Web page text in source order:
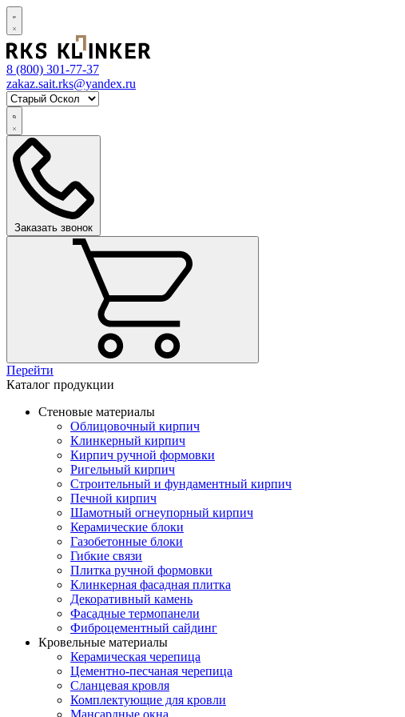
8 (800) 301-77-37
zakaz.sait.rks@yandex.ru
Заказать звонок
Перейти
Каталог продукции
Стеновые материалы
Облицовочный кирпич
Клинкерный кирпич
Кирпич ручной формовки
Ригельный кирпич
Строительный и фундаментный кирпич
Печной кирпич
Шамотный огнеупорный кирпич
Керамические блоки
Газобетонные блоки
Гибкие связи
Плитка ручной формовки
Клинкерная фасадная плитка
Декоративный камень
Фасадные термопанели
Фиброцементный сайдинг
Кровельные материалы
Керамическая черепица
Цементно-песчаная черепица
Сланцевая кровля
Комплектующие для кровли
Мансардные окна